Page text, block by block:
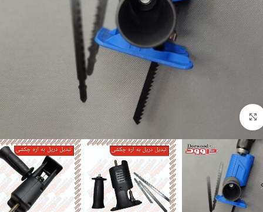
برای بزرگنمایی کلیک کنید